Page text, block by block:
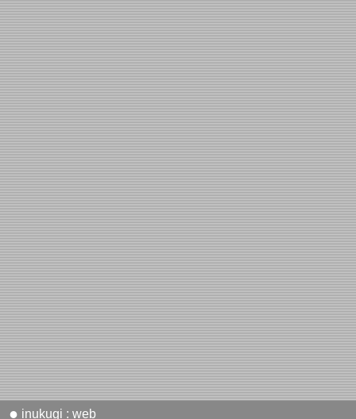
● inukugi : web